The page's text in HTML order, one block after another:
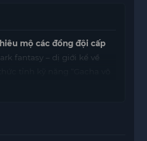
mộ các đồng đội cấp
fantasy – dị giới kể về
đồng đội mạnh mẽ vượt
ngục nguy hiểm và đối